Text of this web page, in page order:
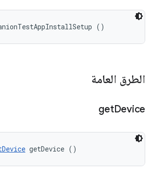
()
الطرق العامة
getDevice
getDevice ()